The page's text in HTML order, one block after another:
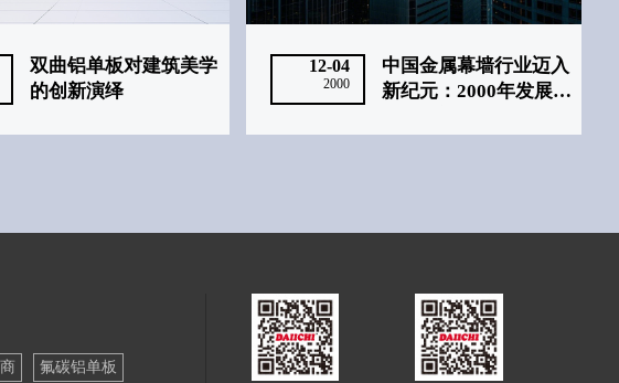
双曲铝单板对建筑美学
的创新演绎
12-04
2000
中国金属幕墙行业迈入
新纪元：2000年发展回
氟碳铝单板